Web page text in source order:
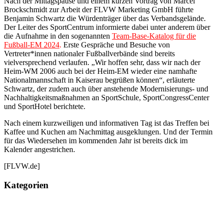
Brockschmidt zur Arbeit der FLVW Marketing GmbH führte
Benjamin Schwartz die Würdenträger über das Verbandsgelände.
Der Leiter des SportCentrum informierte dabei unter anderem über
die Aufnahme in den sogenannten Team-Base-Katalog für die
Fußball-EM 2024. Erste Gespräche und Besuche von
Vertreter*innen nationaler Fußballverbände sind bereits
vielversprechend verlaufen. „Wir hoffen sehr, dass wir nach der
Heim-WM 2006 auch bei der Heim-EM wieder eine namhafte
Nationalmannschaft in Kaiserau begrüßen können“, erläuterte
Schwartz, der zudem auch über anstehende Modernisierungs- und
Nachhaltigkeitsmaßnahmen an SportSchule, SportCongressCenter
und SportHotel berichtete.
Nach einem kurzweiligen und informativen Tag ist das Treffen bei
Kaffee und Kuchen am Nachmittag ausgeklungen. Und der Termin
für das Wiedersehen im kommenden Jahr ist bereits dick im
Kalender angestrichen.
[FLVW.de]
Kategorien